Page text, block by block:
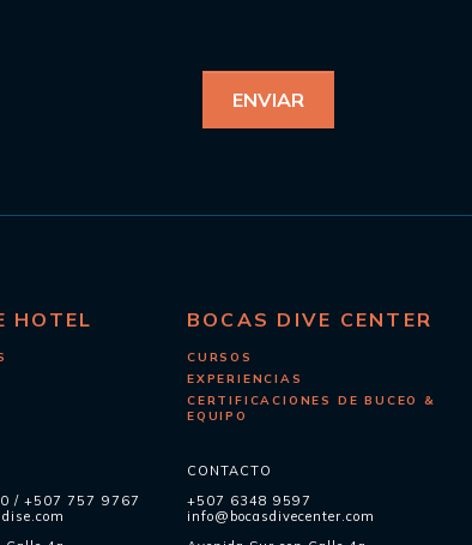
HOTEL BOCAS DIVE CENTER
CURSOS
EXPERIENCIAS
CERTIFICACIONES DE BUCEO &
EQUIPO
/+507 757 9767
CONTACTO
+507 6348 9597
info@bocasdivecenter.com